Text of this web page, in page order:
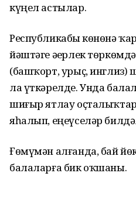
күңел астылар.
Республикабыҙ көнөнә
йәштәге әҙерлек
(башҡорт, урыҫ, инглиз)
ла үткәрелде. Унда
шиғыр ятлау
яһалып, еңеүселәр
Ғөмүмән алғанда, бай
балаларға бик оҡшаны.